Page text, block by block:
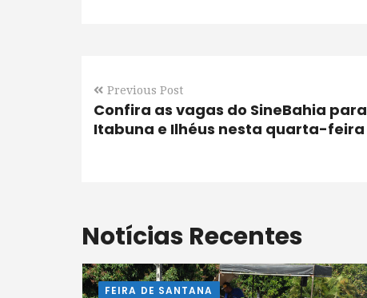
Previous Post
Confira as vagas do SineBahia para
Itabuna e Ilhéus nesta quarta-feira
Notícias Recentes
FEIRA DE SANTANA